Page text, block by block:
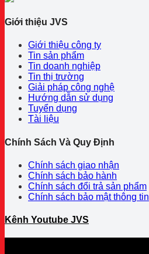
Giới thiệu JVS
Giới thiệu công ty
Tin sản phẩm
Tin doanh nghiệp
Tin thị trường
Giải pháp công nghệ
Hướng dẫn sử dụng
Tuyển dụng
Tài liệu
Chính Sách Và Quy Định
Chính sách giao nhận
Chính sách bảo hành
Chính sách đổi trả sản phẩm
Chính sách bảo mật thông tin
Kênh Youtube JVS